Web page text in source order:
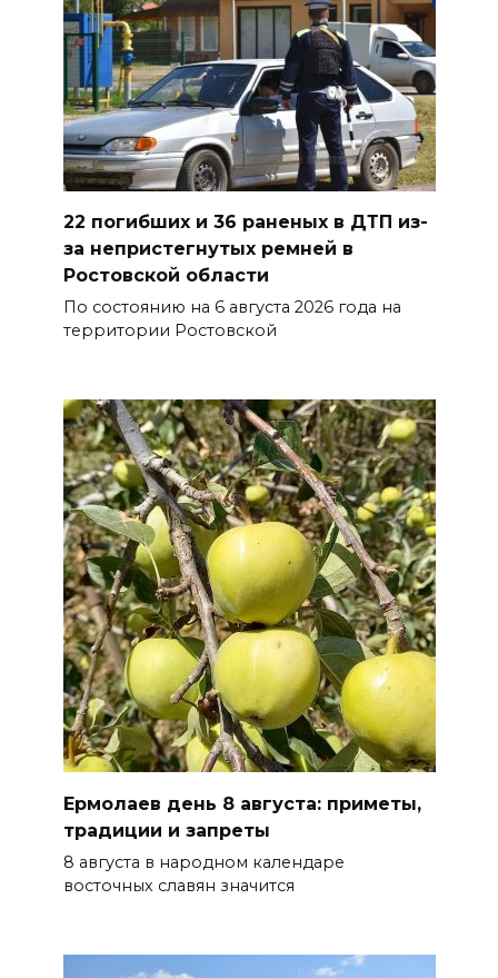
сирот...
07 августа 2026 16:11
В Чертковском районе
ремонтируют 2,85 км дороги к
трем хуторам по нацпроекту
07 августа 2026 15:50
Через 23 года Ростов может
стать городом с населением
под 2 млн человек
В Ростове на озере Лесном
утонул 43-летний мужчина
07 августа 2026 15:06
В Ростовской области из-за
жары проезжую часть
федеральных трасс поливают
водой
07 августа 2026 14:55
Сотрудники ДПС помогли
женщине с ребенком на
07 августа 2026 14:33
В Батайске в заброшенном
22 погибших и 36 раненых в ДТП из-
за непристегнутых ремней в
Ростовской области
По состоянию на 6 августа 2026 года на
территории Ростовской
Ермолаев день 8 августа: приметы,
традиции и запреты
8 августа в народном календаре
восточных славян значится